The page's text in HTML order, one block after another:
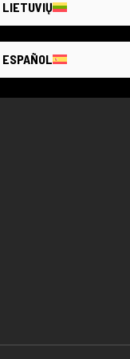
LIETUVIŲ
ESPAÑOL